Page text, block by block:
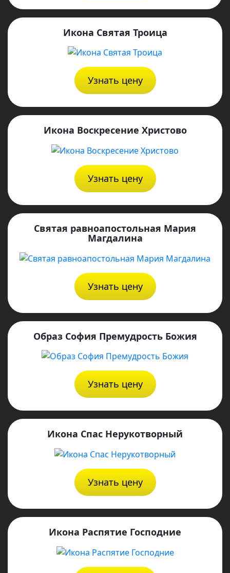
Икона Святая Троица
Узнать цену
Икона Воскресение Христово
Узнать цену
Святая равноапостольная Мария
Магдалина
Узнать цену
Образ София Премудрость Божия
Узнать цену
Икона Спас Нерукотворный
Узнать цену
Икона Распятие Господние